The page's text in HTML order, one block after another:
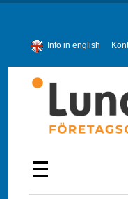
Info in english